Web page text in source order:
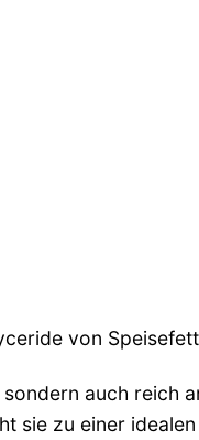
von
auch reich
sie zu einer